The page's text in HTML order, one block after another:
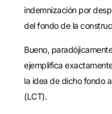
indemnización por
del fondo de la
Bueno,
ejemplifica
la idea de dicho fondo
(LCT).